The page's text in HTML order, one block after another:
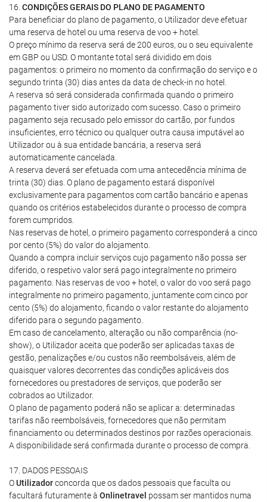
16. CONDIÇÕES GERAIS DO PLANO DE PAGAMENTO
Para beneficiar do plano de pagamento, o Utilizador deve efetuar
uma reserva de hotel ou uma reserva de voo + hotel.
O preço mínimo da reserva será de 200 euros, ou o seu equivalente
em GBP ou USD. O montante total será dividido em dois
pagamentos: o primeiro no momento da confirmação do serviço e o
segundo trinta (30) dias antes da data de check-in no hotel.
A reserva só será considerada confirmada quando o primeiro
pagamento tiver sido autorizado com sucesso. Caso o primeiro
pagamento seja recusado pelo emissor do cartão, por fundos
insuficientes, erro técnico ou qualquer outra causa imputável ao
Utilizador ou à sua entidade bancária, a reserva será
automaticamente cancelada.
A reserva deverá ser efetuada com uma antecedência mínima de
trinta (30) dias. O plano de pagamento estará disponível
exclusivamente para pagamentos com cartão bancário e apenas
quando os critérios estabelecidos durante o processo de compra
forem cumpridos.
Nas reservas de hotel, o primeiro pagamento corresponderá a cinco
por cento (5%) do valor do alojamento.
Quando a compra incluir serviços cujo pagamento não possa ser
diferido, o respetivo valor será pago integralmente no primeiro
pagamento. Nas reservas de voo + hotel, o valor do voo será pago
integralmente no primeiro pagamento, juntamente com cinco por
cento (5%) do alojamento, ficando o valor restante do alojamento
diferido para o segundo pagamento.
Em caso de cancelamento, alteração ou não comparência (no-
show), o Utilizador aceita que poderão ser aplicadas taxas de
gestão, penalizações e/ou custos não reembolsáveis, além de
quaisquer valores decorrentes das condições aplicáveis dos
fornecedores ou prestadores de serviços, que poderão ser
cobrados ao Utilizador.
O plano de pagamento poderá não se aplicar a: determinadas
tarifas não reembolsáveis, fornecedores que não permitam
financiamento ou determinados destinos por razões operacionais.
A disponibilidade será confirmada durante o processo de compra.
17. DADOS PESSOAIS
OUtilizadorconcorda que os dados pessoais que faculta ou
facultará futuramente à Onlinetravel possam ser mantidos numa